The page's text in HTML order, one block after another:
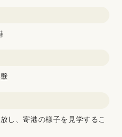
し、寄港の様子を見学するこ